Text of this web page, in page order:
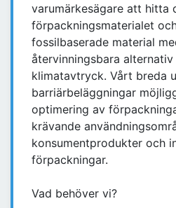
varumärkesägare att hitta
förpackningsmaterialet
fossilbaserade material
återvinningsbara
klimatavtryck. Vårt breda
barriärbeläggningar
optimering av
krävande
konsumentprodukter och
förpackningar.
Vad behöver vi?